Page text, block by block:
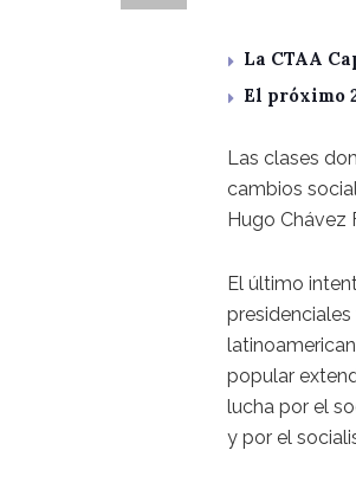
La CTAA
El próximo
Las clases
cambios
Hugo Chávez
El último
popular
lucha por el
y por el